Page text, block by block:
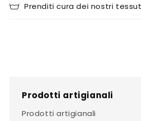
Prenditi cura dei nostri
Prodotti artigianali
Prodotti artigianali